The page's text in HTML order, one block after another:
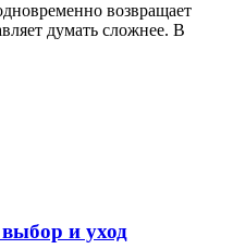
возвращает
думать сложнее. В
и уход